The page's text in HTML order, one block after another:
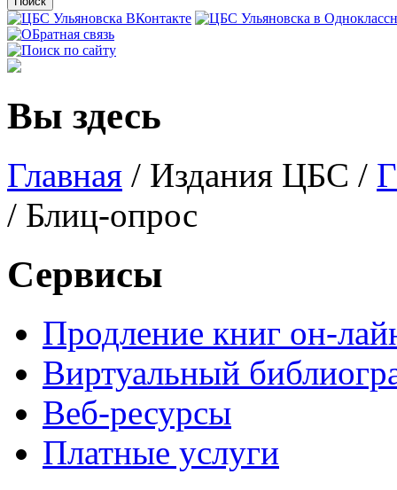
Вы здесь
Главная / Издания ЦБС /
/ Блиц-опрос
Сервисы
Продление книг он-
Виртуальный
Веб-ресурсы
Платные услуги